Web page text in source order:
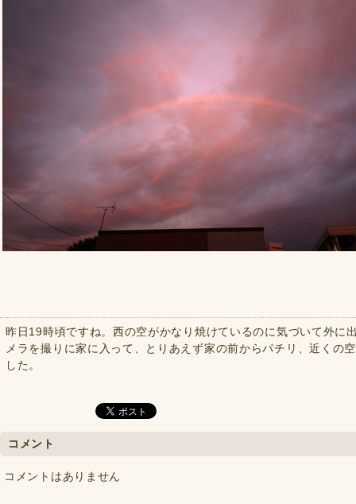
昨日19時頃ですね。西の空がかなり焼けているのに気づいて外に
メラを撮りに家に入って、とりあえず家の前からパチリ、近くの
した。
コメント
コメントはありません